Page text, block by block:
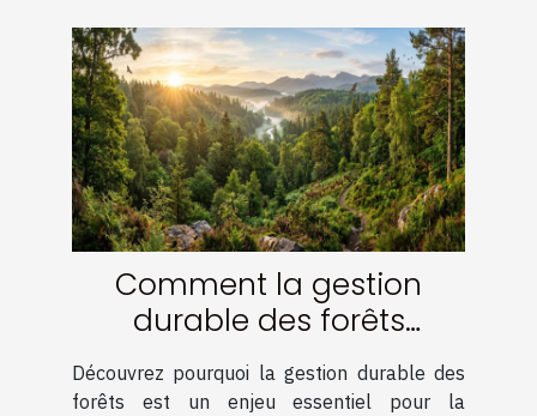
Comment la gestion
durable des forêts
contribue-t-elle à
l'écosystème ?
Découvrez pourquoi la gestion durable des
forêts est un enjeu essentiel pour la